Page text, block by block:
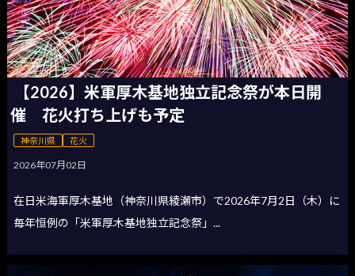
【2026】米軍厚木基地独立記念祭が本日開
催 花火打ち上げも予定
神奈川県 花火
2026年07月02日
在日米海軍厚木基地（神奈川県綾瀬市）で2026年7月2日（木）に
毎年恒例の「米軍厚木基地独立記念祭」...